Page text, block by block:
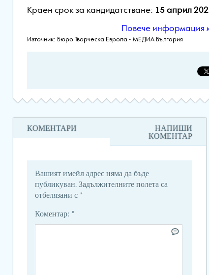
Краен срок за кандидатстване: 15 април
Повече информация
Източник: Бюро Творческа Европа - МЕДИА България
КОМЕНТАРИ
НАПИШИ
КОМЕНТАР
Вашият имейл адрес няма да бъде
публикуван. Задължителните полета са
отбелязани с *
Коментар: *